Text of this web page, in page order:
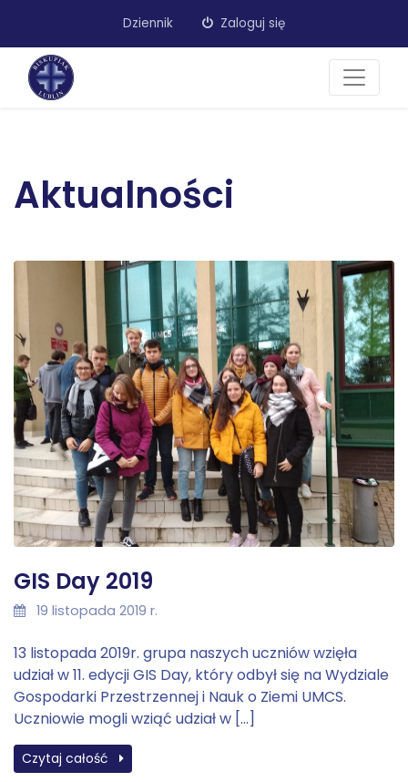
Dziennik Zaloguj się
Aktualności
GIS Day 2019
19 listopada 2019 r.
13 listopada 2019r. grupa naszych uczniów wzięła
udział w 11. edycji GIS Day, który odbył się na Wydziale
Gospodarki Przestrzennej i Nauk o Ziemi UMCS.
Uczniowie mogli wziąć udział w […]
Czytaj całość